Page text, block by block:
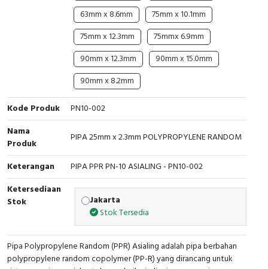
Capacitive Sensors
Safety Switch
Radio Frequency
Contact Block
63mm x 8.6mm
75mm x 10.1mm
75mm x 12.3mm
75mmx 6.9mm
90mm x 12.3mm
90mm x 15.0mm
90mm x 8.2mm
Kode Produk
PN10-002
Nama
Produk
PIPA 25mm x 2.3mm POLYPROPYLENE RANDOM
Keterangan
PIPA PPR PN-10 ASIALING - PN10-002
Ketersediaan
Stok
Jakarta
Stok Tersedia
Pipa Polypropylene Random (PPR) Asialing adalah pipa berbahan
polypropylene random copolymer (PP-R) yang dirancang untuk